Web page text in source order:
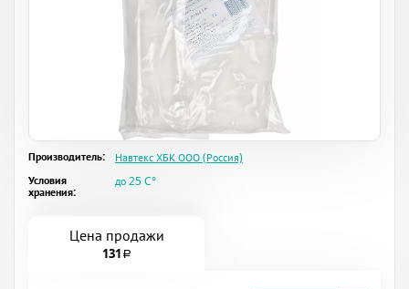
Производитель:
Навтекс ХБК ООО (Россия)
Условия
хранения:
до 25 C°
Цена продажи
131 a